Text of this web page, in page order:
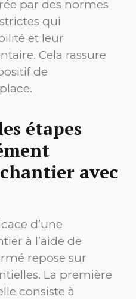
par des normes
qui
et leur
Cela rassure
de
étapes
avec
d’une
à l’aide de
repose sur
La première
consiste à